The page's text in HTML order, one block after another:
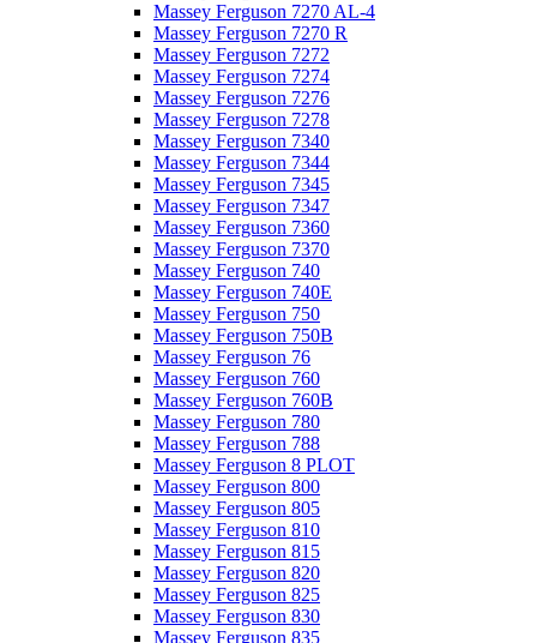
Massey Ferguson 7270 AL-4
Massey Ferguson 7270 R
Massey Ferguson 7272
Massey Ferguson 7274
Massey Ferguson 7276
Massey Ferguson 7278
Massey Ferguson 7340
Massey Ferguson 7344
Massey Ferguson 7345
Massey Ferguson 7347
Massey Ferguson 7360
Massey Ferguson 7370
Massey Ferguson 740
Massey Ferguson 740E
Massey Ferguson 750
Massey Ferguson 750B
Massey Ferguson 76
Massey Ferguson 760
Massey Ferguson 760B
Massey Ferguson 780
Massey Ferguson 788
Massey Ferguson 8 PLOT
Massey Ferguson 800
Massey Ferguson 805
Massey Ferguson 810
Massey Ferguson 815
Massey Ferguson 820
Massey Ferguson 825
Massey Ferguson 830
Massey Ferguson 835